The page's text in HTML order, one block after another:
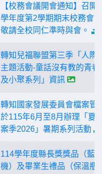
【校務會議開會通知】召開
學年度第2學期期末校務會
敬請全校同仁準時與會。
轉知兒福聯盟第三季「人際
主題活動-童話沒有教的青春
及小聚系列」資訊
轉知國家發展委員會檔案管
於115年6月至8月辦理「夏
案季2026」暑期系列活動
114學年度縣長獎獎品（藍
機）及畢業生禮品（保溫瓶